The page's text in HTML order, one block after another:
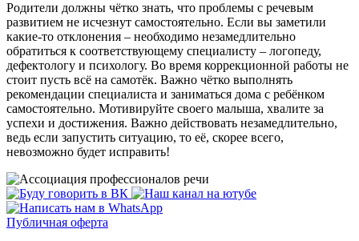
Родители должны чётко знать, что проблемы с речевым
развитием не исчезнут самостоятельно. Если вы заметили
какие-то отклонения – необходимо незамедлительно
обратиться к соответствующему специалисту – логопеду,
дефектологу и психологу. Во время коррекционной работы не
стоит пусть всё на самотёк. Важно чётко выполнять
рекомендации специалиста и заниматься дома с ребёнком
самостоятельно. Мотивируйте своего малыша, хвалите за
успехи и достижения. Важно действовать незамедлительно,
ведь если запустить ситуацию, то её, скорее всего,
невозможно будет исправить!
Публичная оферта